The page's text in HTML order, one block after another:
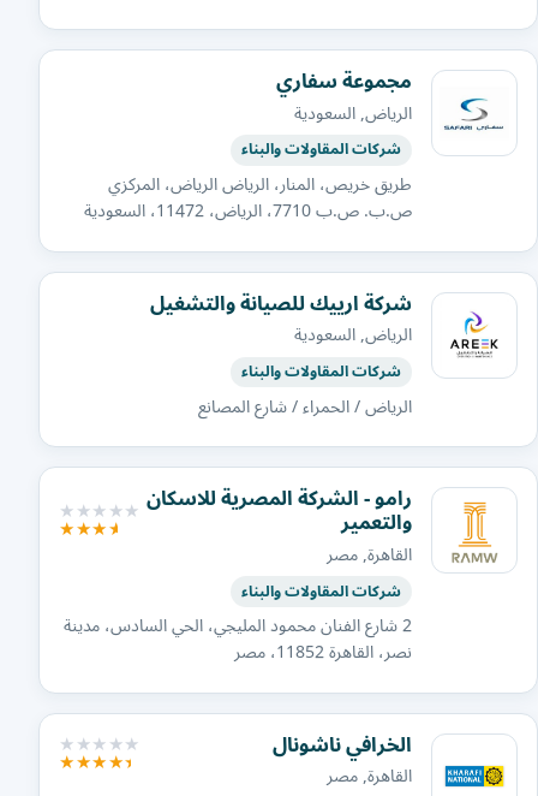
مجموعة سفاري
الرياض, السعودية
شركات المقاولات والبناء
طريق خريص، المنار، الرياض الرياض، المركزي
ص.ب. ص.ب 7710، الرياض، 11472، السعودية
شركة ارييك للصيانة والتشغيل
الرياض, السعودية
شركات المقاولات والبناء
الرياض / الحمراء / شارع المصانع
رامو - الشركة المصرية للاسكان
والتعمير
القاهرة, مصر
شركات المقاولات والبناء
2 شارع الفنان محمود المليجي، الحي السادس، مدينة
نصر، القاهرة 11852، مصر
الخرافي ناشونال
القاهرة, مصر